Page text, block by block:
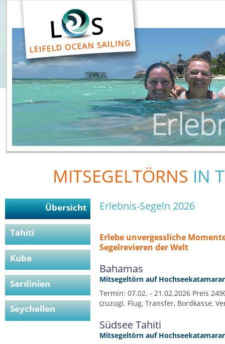
MITSEGELTÖRNS IN
Übersicht
Tahiti
Kuba
Sardinien
Seychellen
Erlebnis-Segeln 2026
Erlebe unvergessliche
Segelrevieren der Welt
Bahamas
Mitsegeltörn auf
Termin: 07.02. - 21.02.2026 Preis
(zuzügl. Flug, Transfer, Bordkasse,
Südsee Tahiti
Mitsegeltörn auf